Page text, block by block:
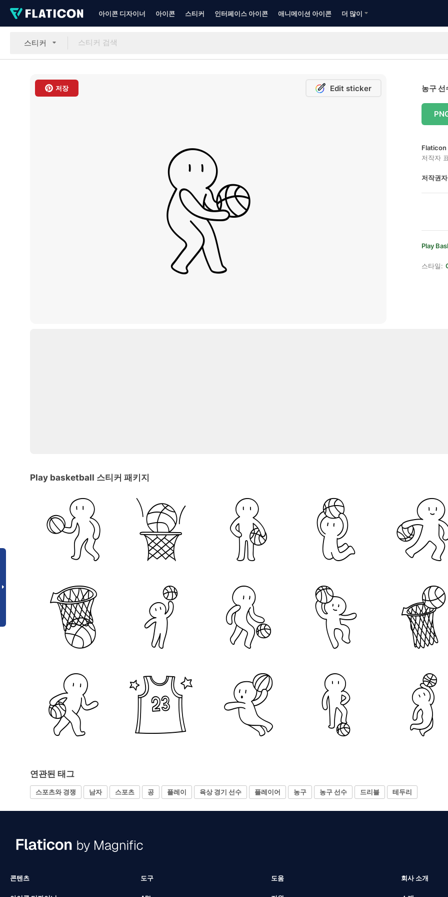
아이콘 디자이너 아이콘 스티커 인터페이스 아이콘 애니메이션 아이콘 더 많이
스티커
저장 Edit sticker 농구 선
Flaticon
저작자
저작권
Play
스타일:
Play basketball 스티커 패키지
연관된 태그
스포츠와 경쟁 남자 스포츠 공 플레이 육상 경기 선수 플레이어 농구 농구 선수 드리블 테두리
콘텐츠 도구 도움 회사 소개